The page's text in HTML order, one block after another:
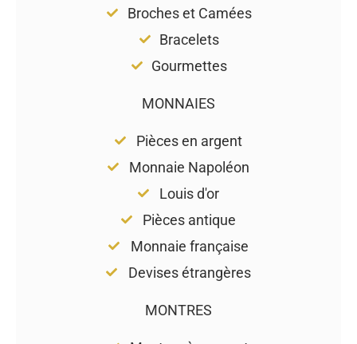
Broches et Camées
Bracelets
Gourmettes
MONNAIES
Pièces en argent
Monnaie Napoléon
Louis d'or
Pièces antique
Monnaie française
Devises étrangères
MONTRES